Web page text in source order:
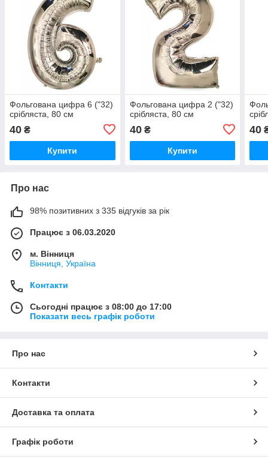
Фольгована цифра 6 ("32)
срібляста, 80 см
40 ₴
Купити
Фольгована цифра 2 ("32)
срібляста, 80 см
40₴
Купити
40
Про нас
98% позитивних з 335 відгуків за рік
Працює з 06.03.2020
м. Вінниця
Вінниця, Україна
Контакти
Сьогодні працює з 08:00 до 17:00
Показати весь графік роботи
Про нас
Контакти
Доставка та оплата
Графік роботи